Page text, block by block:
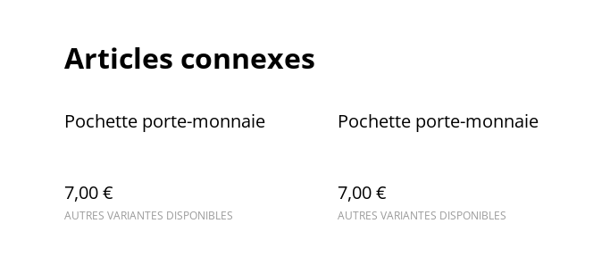
Articles connexes
Pochette porte-monnaie
7,00 €
AUTRES VARIANTES DISPONIBLES
Pochette porte-monnaie
7,00 €
AUTRES VARIANTES DISPONIBLES